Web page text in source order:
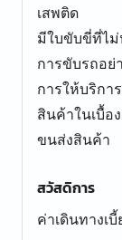
เสพติด
มีใบขับขี่ที่ไ
การขับรถอย่
การให้บริกา
สินค้าในเบื้อ
ขนส่งสินค้า
สวัสดิการ
ค่าเดินทางเ